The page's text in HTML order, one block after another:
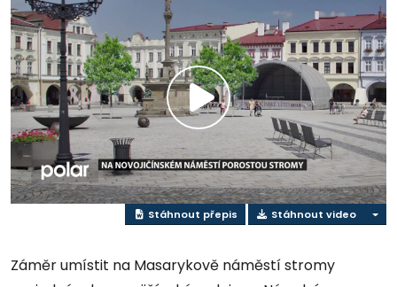
Play
Video
Stáhnout přepis Stáhnout video
Záměr umístit na Masarykově náměstí stromy